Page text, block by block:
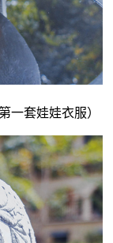
一套娃娃衣服）